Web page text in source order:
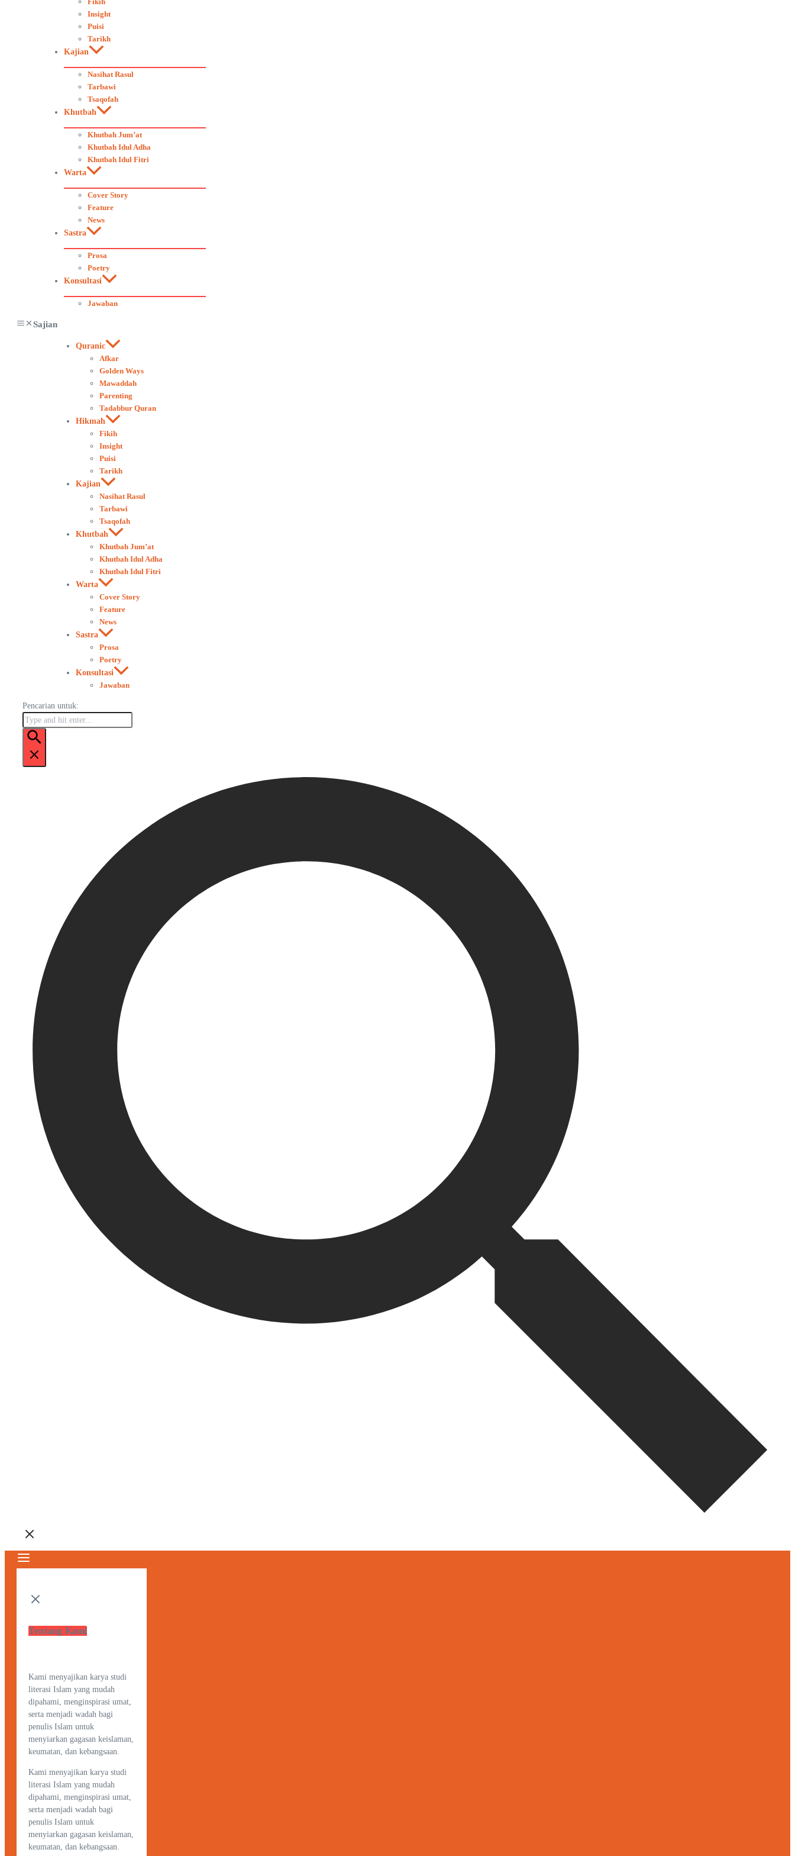
Insight
Puisi
Tarikh
Kajian
Nasihat Rasul
Tarbawi
Tsaqofah
Khutbah
Khutbah Jum’at
Khutbah Idul Adha
Khutbah Idul Fitri
Warta
Cover Story
Feature
News
Sastra
Prosa
Poetry
Konsultasi
Jawaban
Sajian
Quranic
Afkar
Golden Ways
Mawaddah
Parenting
Tadabbur Quran
Hikmah
Fikih
Insight
Puisi
Tarikh
Kajian
Nasihat Rasul
Tarbawi
Tsaqofah
Khutbah
Khutbah Jum’at
Khutbah Idul Adha
Khutbah Idul Fitri
Warta
Cover Story
Feature
News
Sastra
Prosa
Poetry
Konsultasi
Jawaban
Pencarian untuk:
Tentang Kami
Kami menyajikan karya studi
literasi Islam yang mudah
dipahami, menginspirasi umat,
serta menjadi wadah bagi
penulis Islam untuk
menyiarkan gagasan keislaman,
keumatan, dan kebangsaan.
Kami menyajikan karya studi
literasi Islam yang mudah
dipahami, menginspirasi umat,
serta menjadi wadah bagi
penulis Islam untuk
menyiarkan gagasan keislaman,
keumatan, dan kebangsaan.